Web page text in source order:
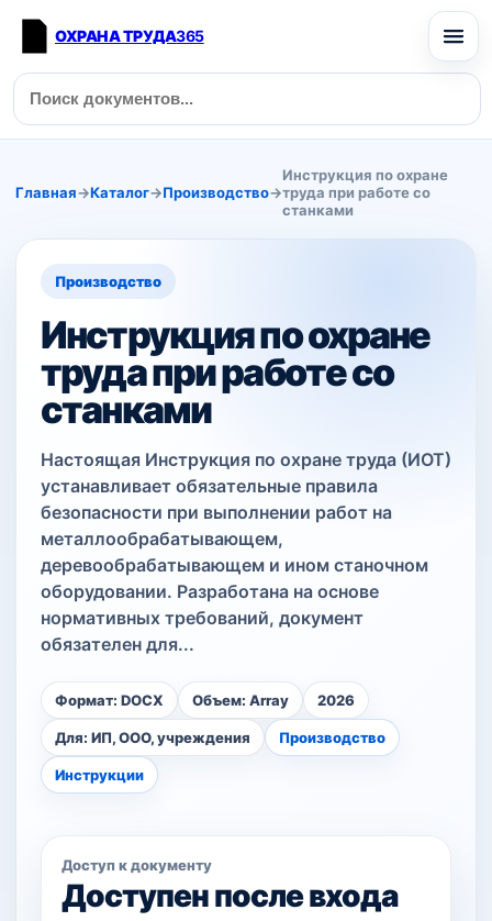
ОХРАНА ТРУДА365
Главная→Каталог→Производство→
Инструкция по охране
труда при работе со
станками
Производство
Инструкция по охране
труда при работе со
станками
Настоящая Инструкция по охране труда (ИОТ)
устанавливает обязательные правила
безопасности при выполнении работ на
металлообрабатывающем,
деревообрабатывающем и ином станочном
оборудовании. Разработана на основе
нормативных требований, документ
обязателен для...
Формат: DOCX Объем: Array 2026
Для: ИП, ООО, учреждения Производство
Инструкции
Доступ к документу
Доступен после входа